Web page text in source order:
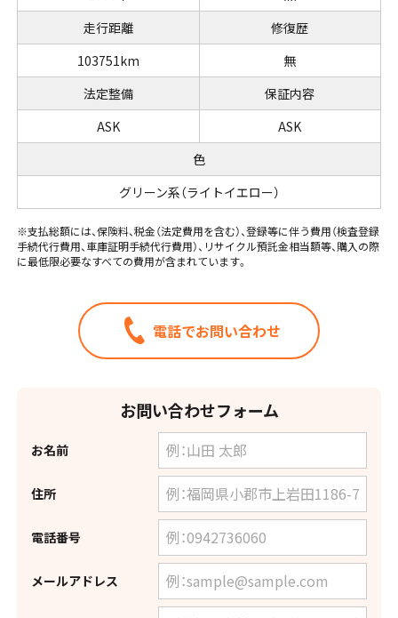
走行距離
103751km
法定整備
ASK
修復歴
無
保証内容
ASK
色
グリーン系（ライトイエロー）
※支払総額には、保険料、税金（法定費用を含む）、登録等に伴う費用（検査登録
手続代行費用、車庫証明手続代行費用）、リサイクル預託金相当額等、購入の際
に最低限必要なすべての費用が含まれています。
電話でお問い合わせ
お問い合わせフォーム
お名前
住所
電話番号
メールアドレス